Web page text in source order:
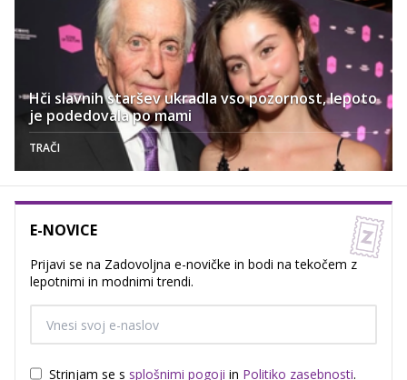
Hči slavnih staršev ukradla vso pozornost, lepoto
je podedovala po mami
TRAČI
E-NOVICE
Prijavi se na Zadovoljna e-novičke in bodi na tekočem z
lepotnimi in modnimi trendi.
Strinjam se s splošnimi pogoji in Politiko zasebnosti.